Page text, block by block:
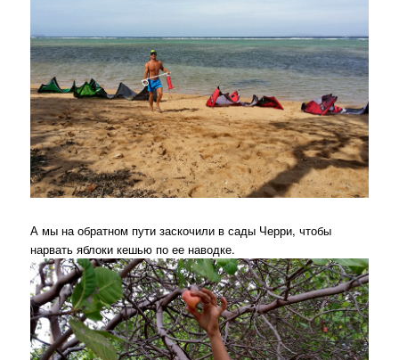
А мы на обратном пути заскочили в сады Черри, чтобы
нарвать яблоки кешью по ее наводке.